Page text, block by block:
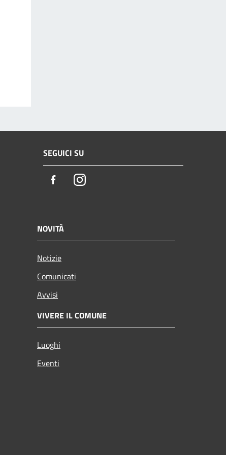
SEGUICI SU
FacebookInstagram
NOVITÀ
Notizie
Comunicati
Avvisi
VIVERE IL COMUNE
Luoghi
Eventi